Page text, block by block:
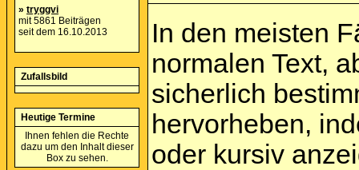
» tryggvi
mit 5861 Beiträgen
seit dem 16.10.2013
Zufallsbild
Heutige Termine
Ihnen fehlen die Rechte
dazu um den Inhalt dieser
Box zu sehen.
In den meisten
normalen Text,
sicherlich
hervorheben,
oder kursiv